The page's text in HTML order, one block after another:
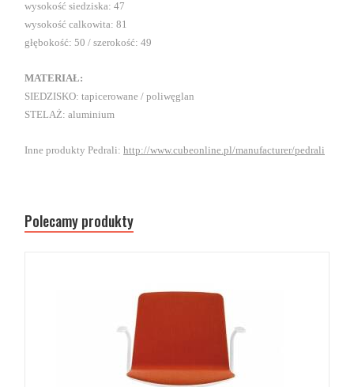
wysokość siedziska: 47
wysokość calkowita: 81
głębokość: 50 / szerokość: 49
MATERIAŁ:
SIEDZISKO: tapicerowane / poliwęglan
STELAŻ: aluminium
Inne produkty Pedrali: http://www.cubeonline.pl/manufacturer/pedrali
Polecamy produkty